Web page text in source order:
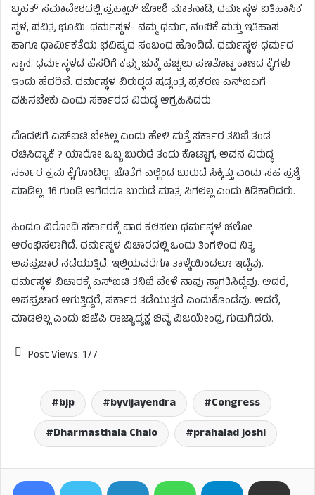
ಬೃಹತ್‌ ಸಮಾವೇಶದಲ್ಲಿ ಪ್ರಹ್ಲಾದ್‌ ಜೋಶಿ ಮಾತನಾಡಿ, ಧರ್ಮಸ್ಥಳ ಐತಿಹಾಸಿಕ
ಸ್ಥಳ, ಪವಿತ್ರ ಭೂಮಿ. ಧರ್ಮಸ್ಥಳ- ನಮ್ಮ ಧರ್ಮ, ನಂಬಿಕೆ ಮತ್ತು ಇತಿಹಾಸ
ಹಾಗೂ ಧಾರ್ಮಿಕತೆಯ ಭವಿಷ್ಯದ ಸಂಬಂಧ ಹೊಂದಿದೆ. ಧರ್ಮಸ್ಥಳ ಧರ್ಮದ
ಸ್ಥಾನ. ಧರ್ಮಸ್ಥಳದ ಹೆಸರಿಗೆ ಕಪ್ಪು ಚುಕ್ಕೆ ಹಚ್ಚಲು ಪಣತೊಟ್ಟ ಕಾಣದ ಕೈಗಳು
ಇಂದು ಹೆದರಿವೆ. ಧರ್ಮಸ್ಥಳ ವಿರುದ್ಧದ ಷಡ್ಯಂತ್ರ ಪ್ರಕರಣ ಎನ್‌ಐಎಗೆ
ವಹಿಸಬೇಕು ಎಂದು ಸರ್ಕಾರದ ವಿರುದ್ಧ ಆಗ್ರಹಿಸಿದರು.
ಮೊದಲಿಗೆ ಎಸ್‌ಐಟಿ ಬೇಕಿಲ್ಲ ಎಂದು ಹೇಳಿ ಮತ್ತೆ ಸರ್ಕಾರ ತನಿಖೆ ತಂಡ
ರಚಿಸಿದ್ಯಾಕೆ ? ಯಾರೋ ಒಬ್ಬ ಬುರುಡೆ ತಂದು ಕೊಟ್ಟಾಗ, ಅವನ ವಿರುದ್ಧ
ಸರ್ಕಾರ ಕ್ರಮ ಕೈಗೊಂಡಿಲ್ಲ. ಜೊತೆಗೆ ಎಲ್ಲಿಂದ ಬುರುಡೆ ಸಿಕ್ಕಿತ್ತು ಎಂದು ಸಹ ಪ್ರಶ್ನೆ
ಮಾಡಿಲ್ಲ. 16 ಗುಂಡಿ ಅಗೆದರೂ ಬುರುಡೆ ಮಾತ್ರ ಸಿಗಲಿಲ್ಲ ಎಂದು ಕಿಡಿಕಾರಿದರು.
ಹಿಂದೂ ವಿರೋಧಿ ಸರ್ಕಾರಕ್ಕೆ ಪಾಠ ಕಲಿಸಲು ಧರ್ಮಸ್ಥಳ ಚಲೋ
ಆರಂಭಿಸಲಾಗಿದೆ. ಧರ್ಮಸ್ಥಳ ವಿಚಾರದಲ್ಲಿ ಒಂದು ತಿಂಗಳಿಂದ ನಿತ್ಯ
ಅಪಪ್ರಚಾರ ನಡೆಯುತ್ತಿದೆ. ಇಲ್ಲಿಯವರೆಗೂ ತಾಳ್ಮೆಯಿಂದಲೂ ಇದ್ದೆವು.
ಧರ್ಮಸ್ಥಳ ವಿಚಾರಕ್ಕೆ ಎಸ್‌ಐಟಿ ತನಿಖೆ ವೇಳೆ ನಾವು ಸ್ವಾಗತಿಸಿದ್ದೆವು. ಆದರೆ,
ಅಪಪ್ರಚಾರ ಆಗುತ್ತಿದ್ದರೆ, ಸರ್ಕಾರ ತಡೆಯುತ್ತದೆ ಎಂದುಕೊಂಡೆವು. ಆದರೆ,
ಮಾಡಲಿಲ್ಲ ಎಂದು ಬಿಜೆಪಿ ರಾಜ್ಯಾಧ್ಯಕ್ಷ ಬಿವೈ ವಿಜಯೇಂದ್ರ ಗುಡುಗಿದರು.
Post Views: 177
bjp byvijayendra
Congress
Dharmasthala Chalo
prahalad joshi